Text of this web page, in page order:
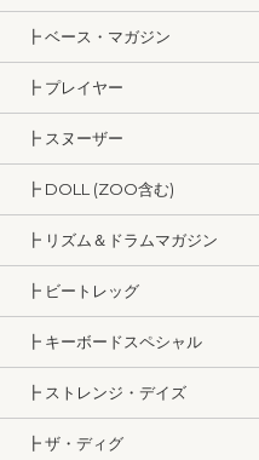
┣ ベース・マガジン
┣ プレイヤー
┣ スヌーザー
┣ DOLL (ZOO含む)
┣ リズム＆ドラムマガジン
┣ ビートレッグ
┣ キーボードスペシャル
┣ ストレンジ・デイズ
┣ ザ・ディグ